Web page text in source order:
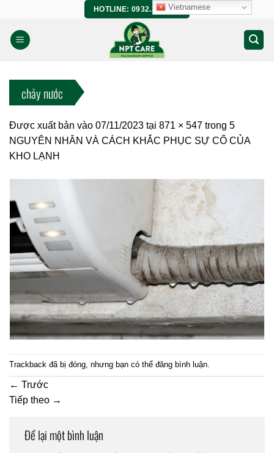
nội
dung
HOTLINE: 0932.266.458
chảy nước
Được xuất bản vào 07/11/2023 tại 871 × 547 trong 5
NGUYÊN NHÂN VÀ CÁCH KHẮC PHỤC SỰ CỐ CỦA
KHO LẠNH
Trackback đã bị đóng, nhưng bạn có thể đăng bình luận
← Trước
Tiếp theo →
Để lại một bình luận
Vietnamese